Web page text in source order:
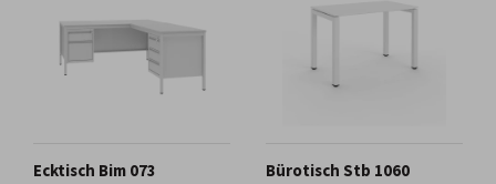
Ecktisch Bim 073 Bürotisch Stb 1060